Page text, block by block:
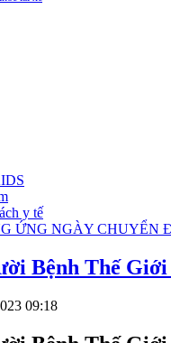
Bệnh Thế Giới
09:18